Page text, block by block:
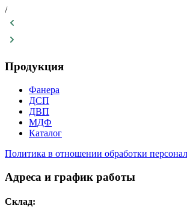
/
Продукция
Фанера
ДСП
ДВП
МДФ
Каталог
Политика в отношении обработки
Адреса и график работы
Склад: